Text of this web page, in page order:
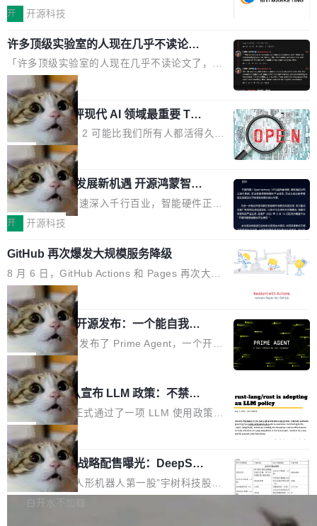
页面的文本，然后把文本丢给大模型，再返回一
段回答。仅此而已。 这当然有用，但总觉得差点
意思。比如我在一个后台管理系统里，需要填50
个表单字段，每个字段还有联动逻辑；比如我
想...
与80PLUS钛金能效；支持ATX 3.1与PCIe 5.1
规范，结合服务器级元件、完善供电线材与内置
实时LCD监控屏，可充分满足当下高阶PC主机
的严苛使用需求。 澎湃功率，紧凑机身 钛金雕1
600PG5 AI TOP具备强悍输出功率，同时实现
机身尺寸大幅精简。整机长度仅16厘米，属于同
功率段机身尺寸十分紧凑的1600W电源产品。小
巧机身有效提升市面主流标准A...
的价值重构。全球全案品牌代理机构市场从2025
复合增长率达5.44%,预计2032年将突破120亿美
元。数字广告与公共关系相关服务市场更是从20
25年的8463亿美元扩张至2026年的8763亿美
元。数字的背后是一个清晰的事实——品牌对专
业化营销服务的需求从未如此迫切。 但市场扩容
的同时,服务商的竞争逻辑正在改变。2026年Top
Agency年度合辑的观察指出,“产品”这个离消费
者最近的载体,在整个品牌营销层面的权重显著变
高了。全域营销服务商的竞争正在从规模转向深
度,案例厚度、全域覆盖、多线协同...
开 开源科技
许多顶级实验室的人现在几乎不读论文
了
「许多顶级实验室的人现在几乎不读论文了，而
且他们认为 ICLR/ICML/NeurIPS 充斥着大量过
度宣传和欺诈。」 OpenAI 研究员 Keller Jorda
n 这条推文引发了广泛讨论。他不是在说风凉
话，他是说出了一个圈内人尽皆知但很少公开捅
破的事实。 Jordan 随后补充了一句软化声明：
「我不认为这些会议上大部分论文都在过度宣传
或造假。问题是，作为读者，如果你筛选出那些
看起来最令人兴奋的论文，那它们大部分都是过
度宣传的。」 这才是真正的痛点。不是所有论文
都有问题，是最吸引眼球的那批论文最有问题。
他引用的帖子来自 Mathew Shen，一位 ICLR 2
026 的读者：「看了篇 ...
局
xAI 前工程师评现代 AI 领域最重要 Top
3 开源项目
Flash Attention 2 可能比我们所有人都活得久。
这句话不是来自某个技术博客，而是出自 Hieu
Pham 的一条推文。Hieu Pham 是谁？他是 xAI
的早期工程师之一，在 Grok 训练基础设施团队
工作过。近日他在 X 上发了一条帖子，列出了他
认为现代 AI 领域最重要的三个开源项目。 第一
理由很具体。FA 系列不需要解释，但 FA2 是他
认为最重要的一个——复杂度恰到好处，刚好能
驱动你去学 CuTe，但还没被那些"邪恶的" Hopp
er++ 优化所淹没，足够容易修改和适配。 更关
键的是 FA2 的持久性...
局
共商智能硬件发展新机遇 开源鸿蒙智能
硬件开发者日杭州站即将举行
随着万物智联加速深入千行百业，智能硬件正从
单点设备迈向智能化、网联化、协同化发展。作
鸿蒙通过统一技术底座和分布式能力，为不同类
型智能设备的开发、连接与互联提供关键支撑，
也为产业链企业探索产品创新与商业增长打开新
的空间。 8月14日，开源鸿蒙智能硬件开发者日
（OHDD：OpenHarmony Hardware Develope
r Day）将在杭州启航。活动面向智能硬件产业
链企业和开发者，邀请行业专家与资深技术顾
问，围绕开源鸿蒙技术能力、设备适配、芯片适
配、功耗与稳定性调优、兼容性测评及统一互联
等内容展开系统讲解和实战交流，帮助企业进一
步了解开源鸿蒙在智能...
开 开源科技
GitHub 再次爆发大规模服务降级
8 月 6 日，GitHub Actions 和 Pages 再次大规
模服务降级，Actions 完全不可用超过 5 小时，
webhook 停发，连自托管 runner 也因调度层故
障无法工作。Pages、Copilot code review、C
opilot coding agent 全部受影响。从检测到完全
恢复，大约 12 小时。 这是 2026 年 8 月的第六
起事故，其中四起与 AI/Copilot 服务相关。 Git
Hub 员工 kdaigle 在 HN 讨论中贴出了一组数
据：2025 年全年 10 亿次 commit。现在，每周
2.75 亿次，全年预计 140 亿次。GitHub...
局
Prime Agent 开源发布：一个能自我改
进的编程 Agent，ARC-AGI 3 超越人类
专家基线
Prime Intellect 发布了 Prime Agent，一个开源
的编程 Agent Harness，核心设计围绕两个抽
象：Recursive Language Model（RLM）和 C
ontinual Harness。在 ARC-AGI 3 基准测试
上，Prime Agent + Opus 5 的组合达到了 95.
5% RHAE Best@1，超过了 ARC 报告的人类专
家基线 95.4%。 不是又一个 coding agent 包装
器 Prime Agent 的架构和市面上大多数 coding
agent 有本质区别。大多数 agent harness 的设
计是基于早期模型的能力—...
局
Rust 项目团队宣布 LLM 政策：不禁
止，但你要承认哪些代码不是你写的
Rust 语言项目正式通过了一项 LLM 使用政策，
覆盖 rust-lang/rust 单一仓库的代码贡献。这不
是项目级别的官方立场，目前由五个团队采纳，
但它可能是主流开源项目中关于 AI 辅助贡献最
细致的一份规则。 政策的核心只有一句话：LLM
可以用来分析、提炼、审阅、建议，但不能用来
局
宇树科技 IPO 战略配售曝光：DeepSe
ek 获配 93.3 万股，锁定 36 个月
8月6日晚间，“人形机器人第一股”宇树科技股份
有限公司披露IPO发行价格及战略配售结果，杭
白开水不加糖